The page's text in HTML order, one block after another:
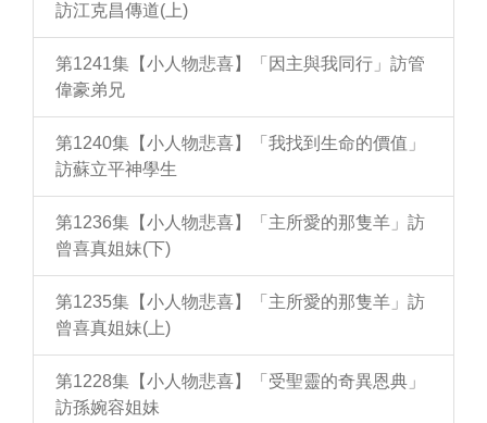
訪江克昌傳道(上)
第1241集【小人物悲喜】「因主與我同行」訪管
偉豪弟兄
第1240集【小人物悲喜】「我找到生命的價值」
訪蘇立平神學生
第1236集【小人物悲喜】「主所愛的那隻羊」訪
曾喜真姐妹(下)
第1235集【小人物悲喜】「主所愛的那隻羊」訪
曾喜真姐妹(上)
第1228集【小人物悲喜】「受聖靈的奇異恩典」
訪孫婉容姐妹